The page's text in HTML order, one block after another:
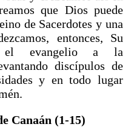
que Dios puede
de Sacerdotes y una
entonces, Su
el evangelio a la
discípulos de
y en todo lugar
Canaán (1-15)